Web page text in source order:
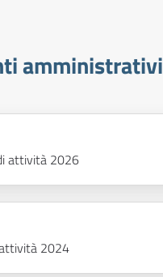
amministrativi
attività 2026
2024